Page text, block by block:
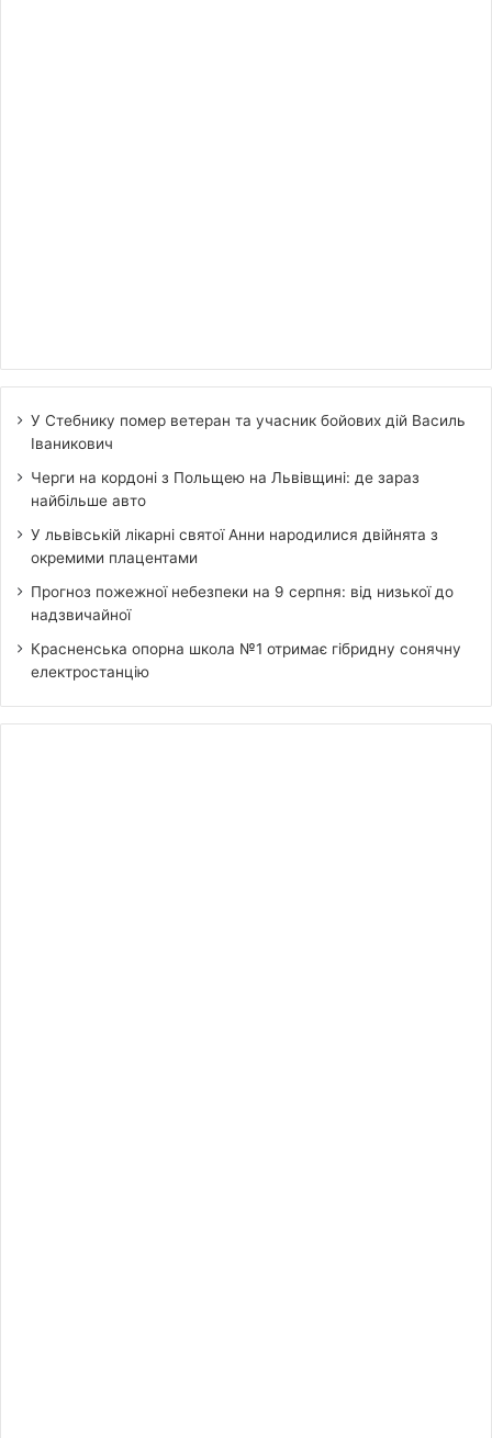
У Стебнику помер ветеран та учасник бойових дій Василь
Іваникович
Черги на кордоні з Польщею на Львівщині: де зараз
найбільше авто
У львівській лікарні святої Анни народилися двійнята з
окремими плацентами
Прогноз пожежної небезпеки на 9 серпня: від низької до
надзвичайної
Красненська опорна школа №1 отримає гібридну сонячну
електростанцію